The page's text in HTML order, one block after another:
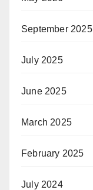
September 2025
July 2025
June 2025
March 2025
February 2025
July 2024